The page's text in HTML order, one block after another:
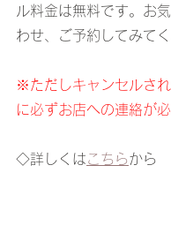
ル料金は無料です。お
わせ、ご予約してみて
※ただしキャンセルさ
に必ずお店への連絡が必
◇詳しくはこちらから